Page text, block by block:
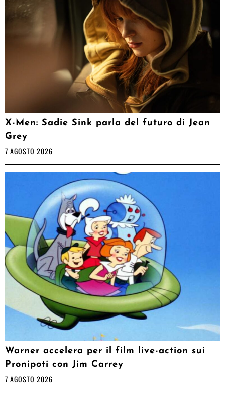
X-Men: Sadie Sink parla del futuro di Jean
Grey
7 AGOSTO 2026
Warner accelera per il film live-action sui
Pronipoti con Jim Carrey
7 AGOSTO 2026